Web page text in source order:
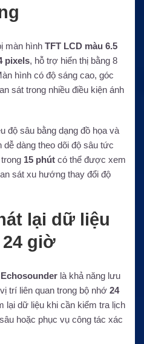
màn hình TFT LCD màu 6.5
pixels, hỗ trợ hiển thị bằng 8
hình có độ sáng cao, góc
sát trong nhiều điều kiện ánh
độ sâu bằng dạng đồ họa và
dàng theo dõi độ sâu tức
15 phút có thể được xem
sát xu hướng thay đổi độ
lại dữ liệu
giờ
Echosounder là khả năng lưu
trí liên quan trong bộ nhớ 24
lại dữ liệu khi cần kiểm tra lịch
hoặc phục vụ công tác xác